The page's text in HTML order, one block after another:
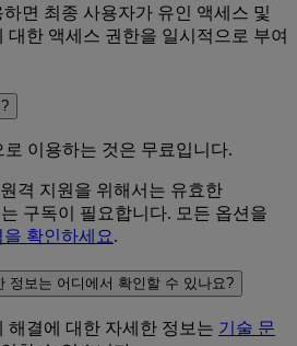
면 최종 사용자가 유인 액세스 및
대한 액세스 권한을 일시적으로 부여
로 이용하는 것은 무료입니다.
격 지원을 위해서는 유효한
구독이 필요합니다. 모든 옵션을
확인하세요.
정보는 어디에서 확인할 수 있나요?
해결에 대한 자세한 정보는 기술 문